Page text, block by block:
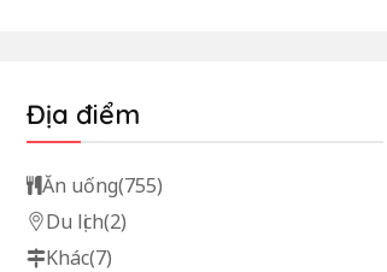
Địa điểm
Ăn uống(755)
Du lịch(2)
Khác(7)